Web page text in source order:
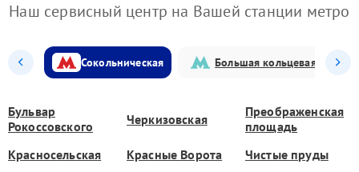
Наш сервисный центр на Вашей станции метро
Сокольническая Большая кольцевая
Бульвар
Рокоссовского
Черкизовская
Преображенская
площадь
Красносельская
Красные Ворота Чистые пруды